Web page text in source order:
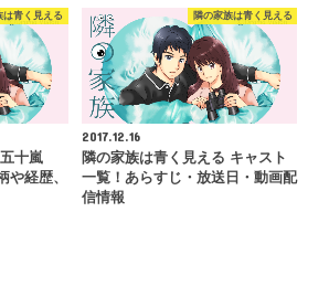
は青く見える
十嵐
や経歴、
隣の家族は青く見える
2017.12.16
隣の家族は青く見える キャスト
一覧！あらすじ・放送日・動画配
信情報